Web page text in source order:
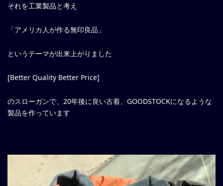
それを工業製品と考え
「アメリカ人が作る無印良品」
というテーマが出来上がりました
[Better Quality Better Price]
のスローガンで、20年後に良い古着、GOODSTOCKになるような
製品を作っています